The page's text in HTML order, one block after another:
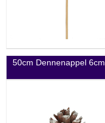
50cm Dennenappel 6cm